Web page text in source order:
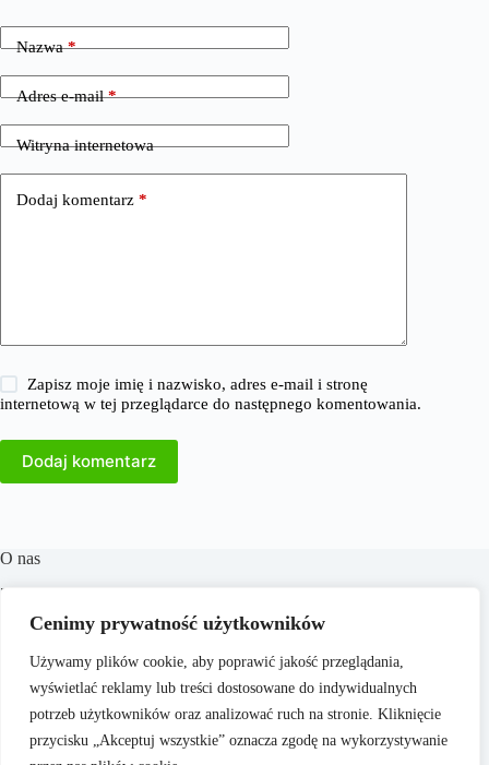
Cenimy prywatność użytkowników
Używamy plików cookie, aby poprawić jakość przeglądania,
wyświetlać reklamy lub treści dostosowane do indywidualnych
potrzeb użytkowników oraz analizować ruch na stronie. Kliknięcie
przycisku „Akceptuj wszystkie” oznacza zgodę na wykorzystywanie
Nazwa*
Adres e-mail*
Witryna internetowa
Dodaj komentarz *
Zapisz moje imię i nazwisko, adres e-mail i stronę
internetową w tej przeglądarce do następnego komentowania.
Dodaj komentarz
O nas
​38Milionow.pl to portal internetowy oferujący aktualne
informacje i analizy z dziedzin takich jak biznes, finanse,
praca, technologia, marketing i prawo. Naszym celem jest
dostarczanie rzetelnych treści, które wspierają czytelników w
podejmowaniu świadomych decyzji oraz inspirują do
działania. Dbamy o to, aby nasze artykuły były zrozumiałe i
dostępne dla każdego, niezależnie od poziomu wiedzy.